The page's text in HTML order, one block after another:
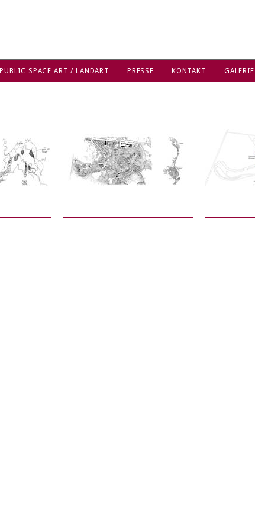
PUBLIC SPACE ART / LANDART PRESSE KONTAKT GALERIE